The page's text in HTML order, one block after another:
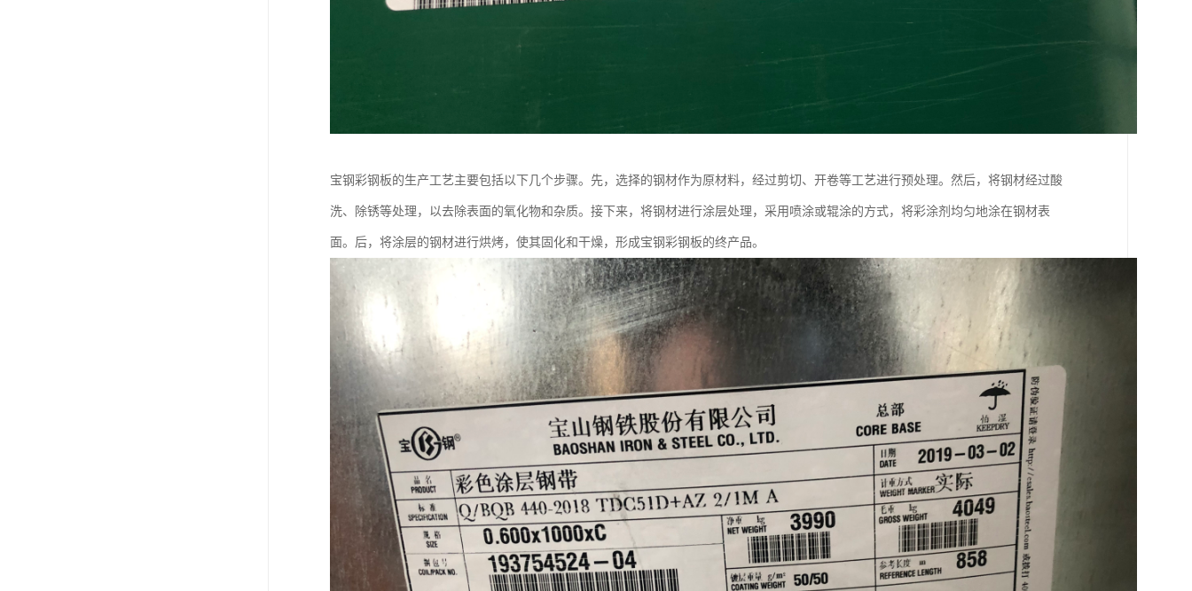
宝钢彩钢板的生产工艺主要包括以下几个步骤。先，选择的钢材作为原材料，经过剪切、开卷等工艺进行预处理。然后，将钢材经过酸
洗、除锈等处理，以去除表面的氧化物和杂质。接下来，将钢材进行涂层处理，采用喷涂或辊涂的方式，将彩涂剂均匀地涂在钢材表
面。后，将涂层的钢材进行烘烤，使其固化和干燥，形成宝钢彩钢板的终产品。